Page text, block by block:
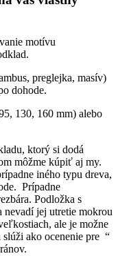
motívu
preglejka, masív)
dohode.
130, 160 mm) alebo
ktorý si dodá
môžme kúpiť aj my.
iného typu dreva,
Prípadne
Podložka s
jej utretie mokrou
ale je možne
ako ocenenie pre “